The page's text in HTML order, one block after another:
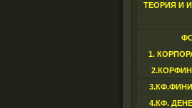
ТЕОРИЯ И
1.
4.КФ.